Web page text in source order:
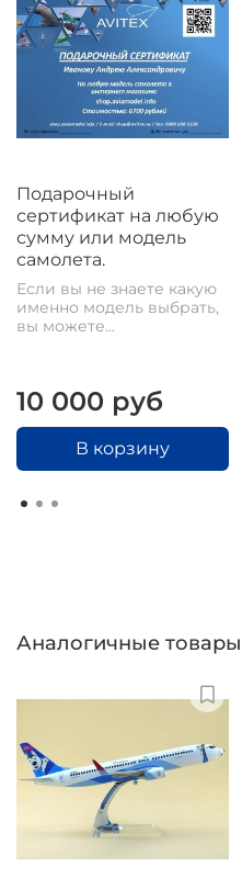
Подарочный
сертификат на любую
сумму или модель
самолета.
Если вы не знаете какую
именно модель выбрать,
вы можете...
10 000 руб
В корзину
Аналогичные товары